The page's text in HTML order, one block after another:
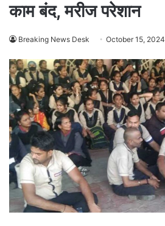
काम बंद, मरीज परेशान
Breaking News Desk October 15, 2024